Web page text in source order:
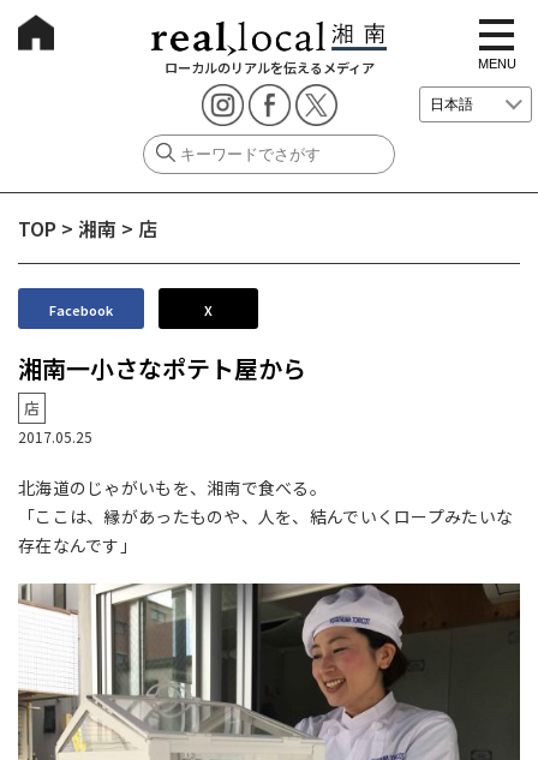
ローカルのリアルを伝えるメディア
t
o
g
g
e
i
i
MENU
TOP > 湘南 > 店
Facebook X
湘南一小さなポテト屋から
店
2017.05.25
北海道のじゃがいもを、湘南で食べる。
「ここは、縁があったものや、人を、結んでいくロープみたいな
存在なんです」